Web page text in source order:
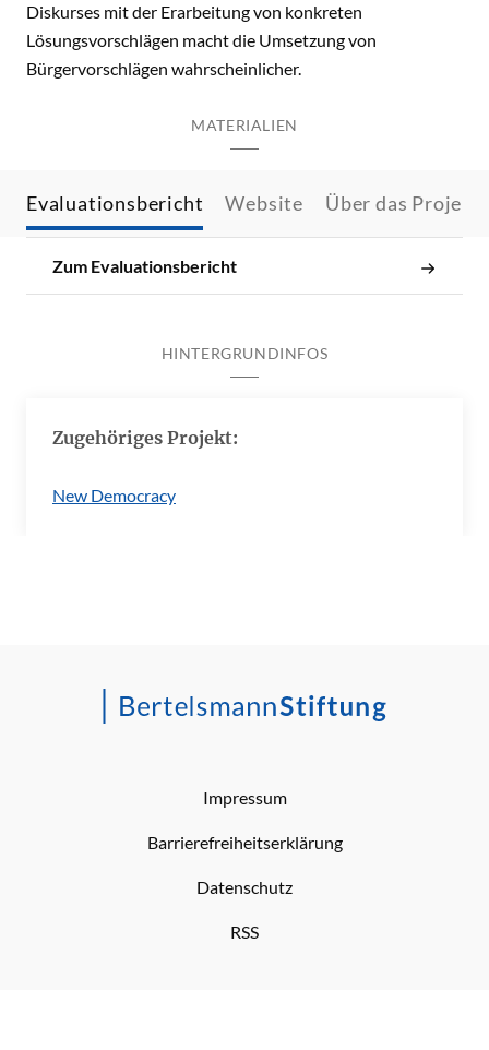
Diskurses mit der Erarbeitung von konkreten
Lösungsvorschlägen macht die Umsetzung von
Bürgervorschlägen wahrscheinlicher.
MATERIALIEN
Evaluationsbericht Website Über das Projekt
Zum Evaluationsbericht
HINTERGRUNDINFOS
Zugehöriges Projekt:
New Democracy
Impressum
Barrierefreiheitserklärung
Datenschutz
RSS